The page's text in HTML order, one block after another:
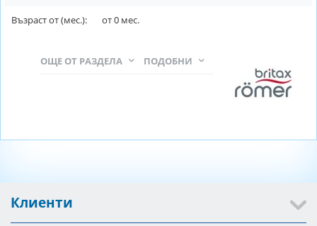
Възраст от (мес.): от0 мес.
ПОДОБНИ
ОЩЕ ОТ РАЗДЕЛА
Клиенти